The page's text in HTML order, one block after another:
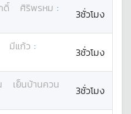
ดิ์ ศิริพรหม :
3ชั่วโมง
มีแก้ว :
3ชั่วโมง
เย็นบ้านควน
3ชั่วโมง